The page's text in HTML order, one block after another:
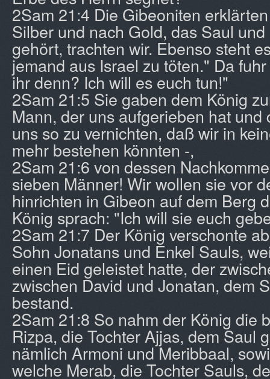
2Sam 21:4 Die Gibeoniten
Silber und nach Gold, das Saul
gehört, trachten wir. Ebenso steht
jemand aus Israel zu töten." Da
ihr denn? Ich will es euch tun!"
2Sam 21:5 Sie gaben dem König
Mann, der uns aufgerieben hat und
uns so zu vernichten, daß wir in
mehr bestehen könnten -,
2Sam 21:6 von dessen
sieben Männer! Wir wollen sie vor
hinrichten in Gibeon auf dem Berg
König sprach: "Ich will sie euch
2Sam 21:7 Der König verschonte
Sohn Jonatans und Enkel Sauls,
einen Eid geleistet hatte, der
zwischen David und Jonatan, dem
bestand.
2Sam 21:8 So nahm der König die
Rizpa, die Tochter Ajjas, dem Saul
nämlich Armoni und Meribbaal,
welche Merab, die Tochter Sauls,